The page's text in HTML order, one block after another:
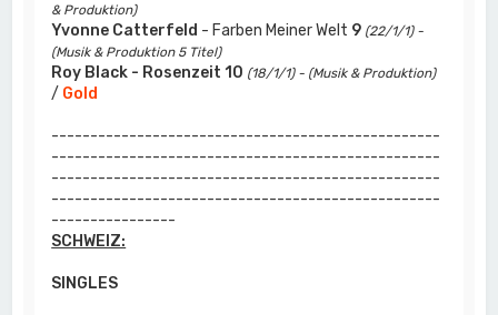
& Produktion)
Yvonne Catterfeld - Farben Meiner Welt 9 (22/1/1) -
(Musik & Produktion 5 Titel)
Roy Black - Rosenzeit 10 (18/1/1) - (Musik & Produktion)
/ Gold
--------------------------------------------------
--------------------------------------------------
--------------------------------------------------
--------------------------------------------------
----------------
SCHWEIZ:
SINGLES